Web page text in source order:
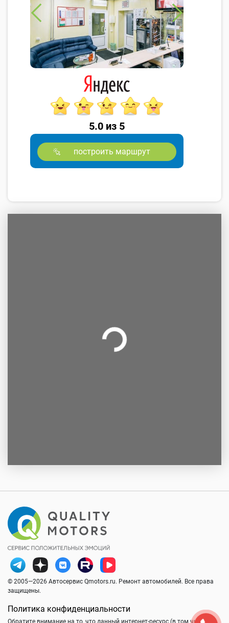
5.0 из 5
построить маршрут
© 2005—2026 Автосервис Qmotors.ru. Ремонт автомобилей. Все права
защищены.
Политика конфиденциальности
Обратите внимание на то, что данный интернет-ресурс (в том числе